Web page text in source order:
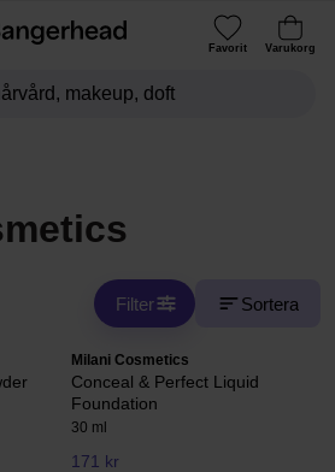
Favorit Varukorg
Filter Sortera
Milani Cosmetics
Conceal & Perfect Liquid
Foundation
30 ml
171 kr